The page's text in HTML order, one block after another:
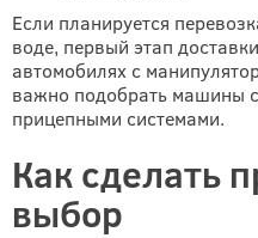
Если планируется
воде, первый этап
автомобилях с
важно подобрать машины
прицепными системами.
Как сделать
выбор